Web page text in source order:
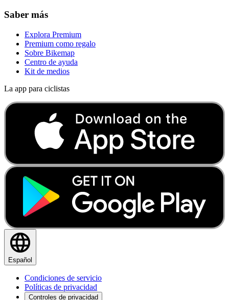
Saber más
Explora Premium
Premium como regalo
Sobre Bikemap
Centro de ayuda
Kit de medios
La app para ciclistas
Español
Condiciones de servicio
Políticas de privacidad
Controles de privacidad